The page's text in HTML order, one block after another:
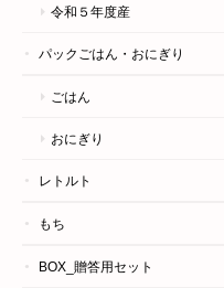
令和５年度産
パックごはん・おにぎり
ごはん
おにぎり
レトルト
もち
BOX_贈答用セット